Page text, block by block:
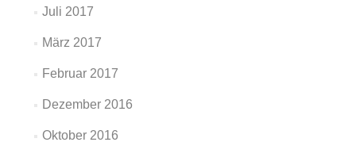
Juli 2017
März 2017
Februar 2017
Dezember 2016
Oktober 2016